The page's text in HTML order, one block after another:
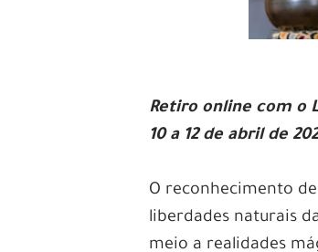
Retiro online com o
10 a 12 de abril de
O reconhecimento
liberdades naturais
meio a realidades